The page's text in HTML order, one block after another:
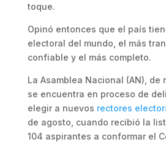
toque.
Opinó entonces que el país
electoral del mundo, el más
confiable y el más completo.
La Asamblea Nacional (AN), de
se encuentra en proceso de
elegir a nuevos rectores
de agosto, cuando recibió la
104 aspirantes a conformar el